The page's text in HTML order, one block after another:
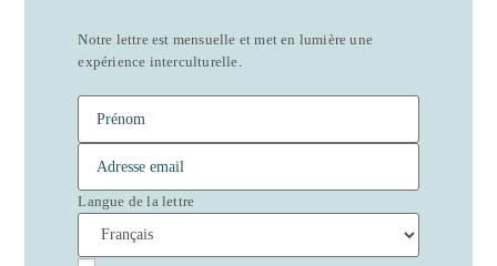
Notre lettre est mensuelle et met en lumière une
expérience interculturelle.
Langue de la lettre